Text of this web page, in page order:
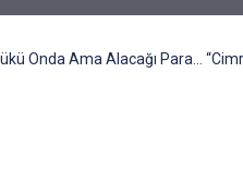
Onda Ama Alacağı Para…